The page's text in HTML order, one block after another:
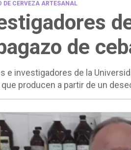
DE CERVEZA ARTESANAL
de
e investigadores de la
producen a partir de un